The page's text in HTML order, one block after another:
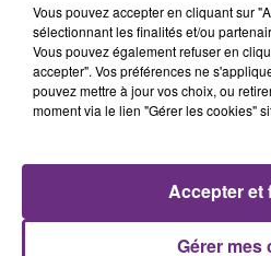
L'ANNIVERSAIRE DE
Ce samedi 8 août sera un
l'anniversaire du plus gros
Une fête est donc
TITRES DIFFUSÉS
Vous pouvez accepter en cliquant sur
sélectionnant les finalités et/ou
Vous pouvez également refuser en
accepter". Vos préférences ne
pouvez mettre à jour vos choix, ou
moment via le lien "Gérer les cookies"
Gérer mes
Accepter et